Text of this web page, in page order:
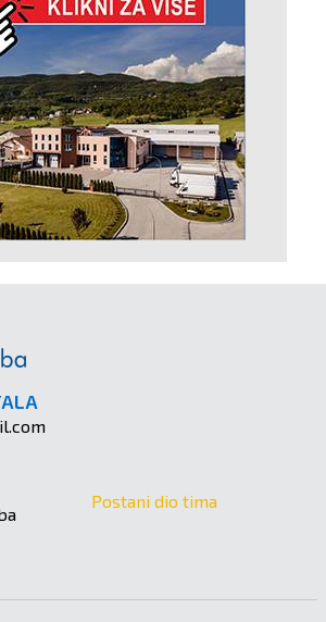
Postani dio tima